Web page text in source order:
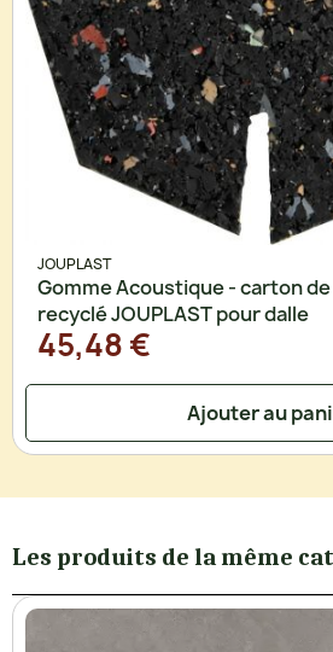
JOUPLAST
Gomme Acoustique - carton
recyclé JOUPLAST pour dalle
45,48 €
Ajouter au
Les produits de la même